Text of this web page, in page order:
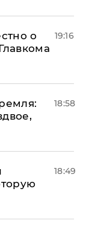
о
19:16
18:58
18:49